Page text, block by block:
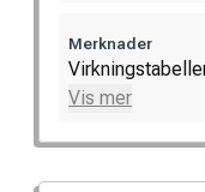
Merknader
Vis mer